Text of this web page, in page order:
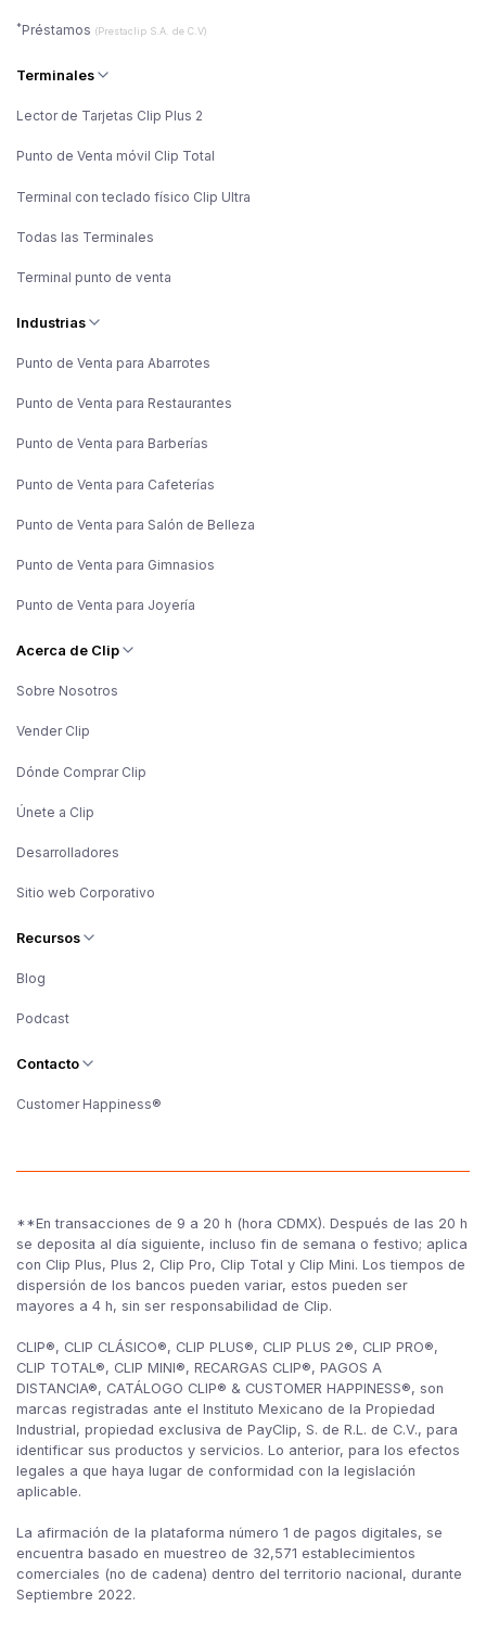
Terminales
Lector de Tarjetas Clip Plus 2
Punto de Venta móvil Clip Total
Terminal con teclado físico Clip Ultra
Todas las Terminales
Terminal punto de venta
Industrias
Punto de Venta para Abarrotes
Punto de Venta para Restaurantes
Punto de Venta para Barberías
Punto de Venta para Cafeterías
Punto de Venta para Salón de Belleza
Punto de Venta para Gimnasios
Punto de Venta para Joyería
*Préstamos (Prestaclip S.A. de C.V)
Acerca de Clip
Sobre Nosotros
Vender Clip
Dónde Comprar Clip
Únete a Clip
Desarrolladores
Sitio web Corporativo
Recursos
Blog
Podcast
Contacto
Customer Happiness®
**En transacciones de 9 a 20 h (hora CDMX). Después de las 20 h
se deposita al día siguiente, incluso fin de semana o festivo; aplica
con Clip Plus, Plus 2, Clip Pro, Clip Total y Clip Mini. Los tiempos de
dispersión de los bancos pueden variar, estos pueden ser
mayores a 4 h, sin ser responsabilidad de Clip.
CLIP®, CLIP CLÁSICO®, CLIP PLUS®, CLIP PLUS 2®, CLIP PRO®,
CLIP TOTAL®, CLIP MINI®, RECARGAS CLIP®, PAGOS A
DISTANCIA®, CATÁLOGO CLIP® & CUSTOMER HAPPINESS®, son
marcas registradas ante el Instituto Mexicano de la Propiedad
Industrial, propiedad exclusiva de PayClip, S. de R.L. de C.V., para
identificar sus productos y servicios. Lo anterior, para los efectos
legales a que haya lugar de conformidad con la legislación
aplicable.
La afirmación de la plataforma número 1 de pagos digitales, se
encuentra basado en muestreo de 32,571 establecimientos
comerciales (no de cadena) dentro del territorio nacional, durante
Septiembre 2022.